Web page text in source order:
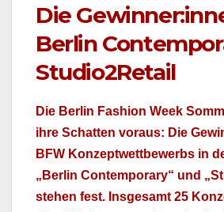
Die
Berlin
Studio2Retail
Die Berlin Fash­ion Week
ihre Schat­ten voraus: Die
BFW Konzeptwet­tbe­werbs in
„Berlin Con­tem­po­rary“ und
ste­hen fest. Ins­ge­samt 25